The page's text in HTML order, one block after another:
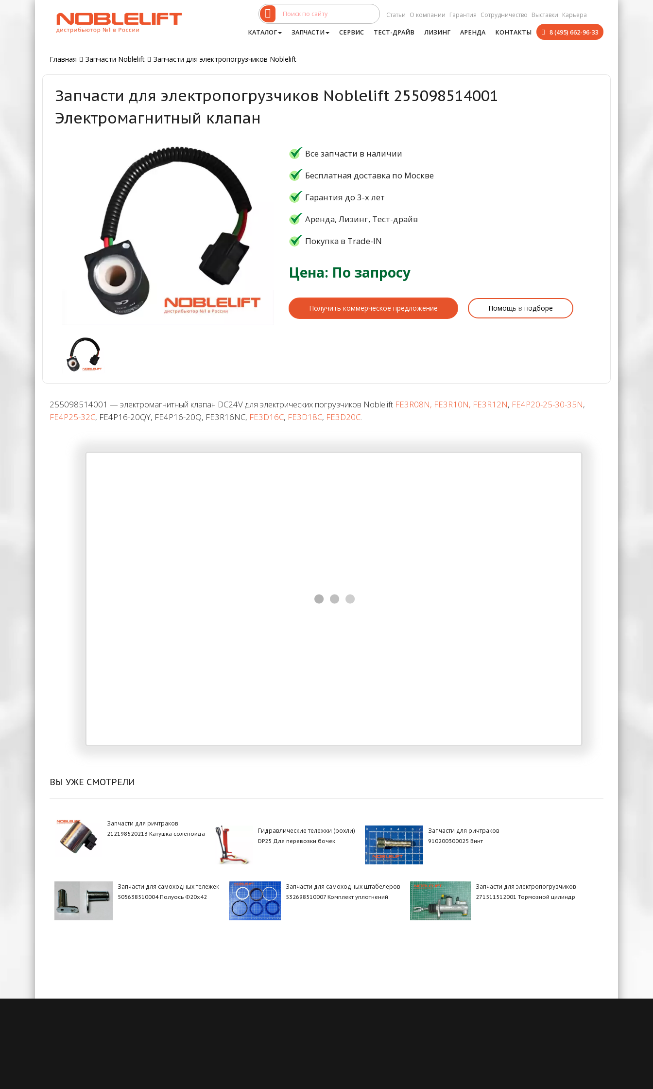
Статьи О компании Гарантия Сотрудничество Выставки Карьера
КАТАЛОГ ЗАПЧАСТИ СЕРВИС ТЕСТ-ДРАЙВ ЛИЗИНГ АРЕНДА КОНТАКТЫ 8 (495) 662-96-33
Главная Запчасти Noblelift Запчасти для электропогрузчиков Noblelift
Запчасти для электропогрузчиков Noblelift 255098514001
Электромагнитный клапан
Все запчасти в наличии
Бесплатная доставка по Москве
Гарантия до 3-х лет
Аренда, Лизинг, Тест-драйв
Покупка в Trade-IN
Цена: По запросу
Получить коммерческое предложение Помощь в подборе
255098514001 — электромагнитный клапан DC24V для электрических погрузчиков Noblelift FE3R08N, FE3R10N, FE3R12N, FE4P20-25-30-35N,
FE4P25-32C, FE4P16-20QY, FE4P16-20Q, FE3R16NC, FE3D16C, FE3D18C, FE3D20C.
ВЫ УЖЕ СМОТРЕЛИ
Запчасти для ричтраков
212198520213 Катушка соленоида Гидравлические тележки (рохли)
DP25 Для перевозки бочек
Запчасти для ричтраков
910200300025 Винт
Запчасти для самоходных тележек
505638510004 Полуось Ф20х42
Запчасти для самоходных штабелеров
532698510007 Комплект уплотнений
Запчасти для электропогрузчиков
271511512001 Тормозной цилиндр